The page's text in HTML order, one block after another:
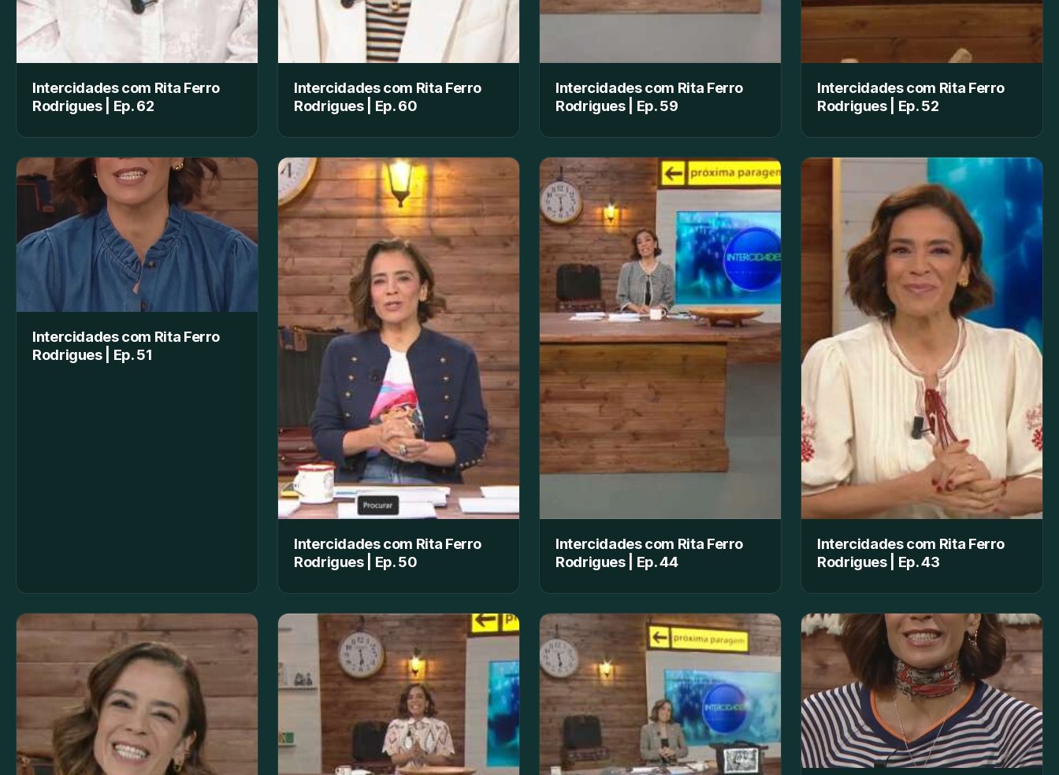
Intercidades com Rita Ferro
Rodrigues | Ep. 62
Intercidades com Rita Ferro
Rodrigues | Ep. 60
Intercidades com Rita Ferro
Rodrigues | Ep. 59
Intercidades com Rita Ferro
Rodrigues | Ep. 52
Intercidades com Rita Ferro
Rodrigues | Ep. 51
Intercidades com Rita Ferro
Rodrigues | Ep. 50
Intercidades com Rita Ferro
Rodrigues | Ep. 44
Intercidades com Rita Ferro
Rodrigues | Ep. 43